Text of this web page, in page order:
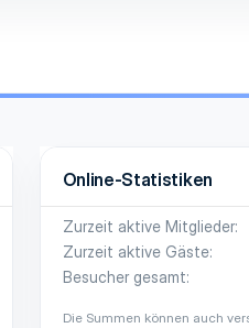
Online-Statistiken
Zurzeit aktive Mitglieder
Zurzeit aktive Gäste
Besucher gesamt
Die Summen können auch